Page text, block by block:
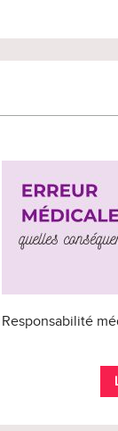
Responsabilité